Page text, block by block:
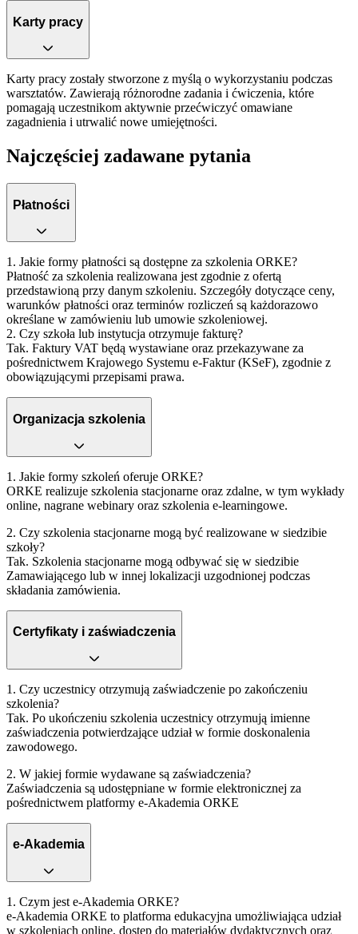
Karty pracy
Karty pracy zostały stworzone z myślą o wykorzystaniu podczas
warsztatów. Zawierają różnorodne zadania i ćwiczenia, które
pomagają uczestnikom aktywnie przećwiczyć omawiane
zagadnienia i utrwalić nowe umiejętności.
Najczęściej zadawane pytania
Płatności
1. Jakie formy płatności są dostępne za szkolenia ORKE?
Płatność za szkolenia realizowana jest zgodnie z ofertą
przedstawioną przy danym szkoleniu. Szczegóły dotyczące ceny,
warunków płatności oraz terminów rozliczeń są każdorazowo
określane w zamówieniu lub umowie szkoleniowej.
2. Czy szkoła lub instytucja otrzymuje fakturę?
Tak. Faktury VAT będą wystawiane oraz przekazywane za
pośrednictwem Krajowego Systemu e-Faktur (KSeF), zgodnie z
obowiązującymi przepisami prawa.
Organizacja szkolenia
1. Jakie formy szkoleń oferuje ORKE?
ORKE realizuje szkolenia stacjonarne oraz zdalne, w tym wykłady
online, nagrane webinary oraz szkolenia e‑learningowe.
2. Czy szkolenia stacjonarne mogą być realizowane w siedzibie
szkoły?
Tak. Szkolenia stacjonarne mogą odbywać się w siedzibie
Zamawiającego lub w innej lokalizacji uzgodnionej podczas
składania zamówienia.
Certyfikaty i zaświadczenia
1. Czy uczestnicy otrzymują zaświadczenie po zakończeniu
szkolenia?
Tak. Po ukończeniu szkolenia uczestnicy otrzymują imienne
zaświadczenia potwierdzające udział w formie doskonalenia
zawodowego.
2. W jakiej formie wydawane są zaświadczenia?
Zaświadczenia są udostępniane w formie elektronicznej za
pośrednictwem platformy e‑Akademia ORKE
e-Akademia
1. Czym jest e‑Akademia ORKE?
e‑Akademia ORKE to platforma edukacyjna umożliwiająca udział
w szkoleniach online, dostęp do materiałów dydaktycznych oraz